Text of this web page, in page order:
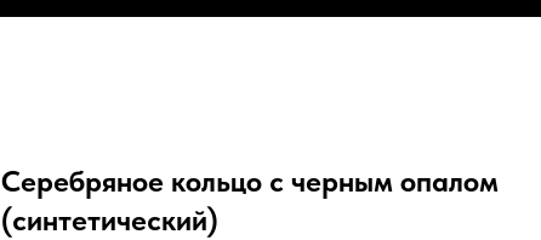
Серебряное кольцо с черным опалом
(синтетический)